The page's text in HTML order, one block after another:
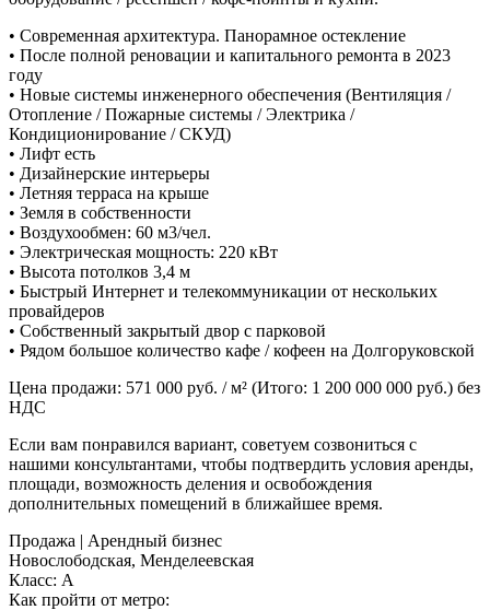
• Современная архитектура. Панорамное остекление
• После полной реновации и капитального ремонта в 2023
году
• Новые системы инженерного обеспечения (Вентиляция /
Отопление / Пожарные системы / Электрика /
Кондиционирование / СКУД)
• Лифт есть
• Дизайнерские интерьеры
• Летняя терраса на крыше
• Земля в собственности
• Воздухообмен: 60 м3/чел.
• Электрическая мощность: 220 кВт
• Высота потолков 3,4 м
• Быстрый Интернет и телекоммуникации от нескольких
провайдеров
• Собственный закрытый двор с парковой
• Рядом большое количество кафе / кофеен на Долгоруковской
Цена продажи: 571 000 руб. / м² (Итого: 1 200 000 000 руб.) без
НДС
Если вам понравился вариант, советуем созвониться с
нашими консультантами, чтобы подтвердить условия аренды,
площади, возможность деления и освобождения
дополнительных помещений в ближайшее время.
Продажа | Арендный бизнес
Новослободская, Менделеевская
Класс: А
Как пройти от метро: